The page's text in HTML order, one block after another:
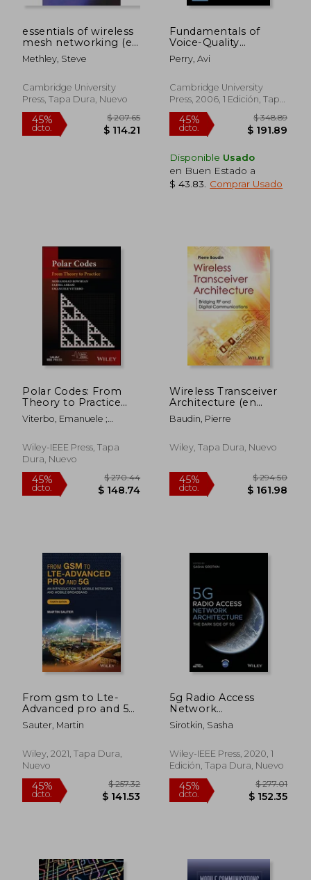
40%
dcto. $
essentials of wireless
mesh networking (en
Inglés)
Methley, Steve
Cambridge University
Press, Tapa Dura, Nuevo
Fundamentals of
Voice-Quality
Engineering in
Wireless Networks
Perry, Avi
Cambridge University
Press, 2006, 1 Edición, Tapa
Dura, Nuevo
Disponible Usado
en Buen Estado a
$ 43.83
Comprar Usado
Polar Codes: From
Theory to Practice
(en Inglés)
Viterbo, Emanuele ;
Wiley-IEEE Press, Tapa
Dura, Nuevo
Wireless Transceiver
Architecture (en
Inglés)
Baudin, Pierre
Wiley, Tapa Dura, Nuevo
From gsm to Lte-
Advanced pro and 5g:
An Introduction to
Mobile Networks and
(en Inglés)
Sauter, Martin
Wiley, 2021, Tapa Dura,
Nuevo
5g Radio Access
Network
Architecture: The
Dark Side of 5g (Wiley
Sirotkin, Sasha
Wiley-IEEE Press, 2020, 1
Edición, Tapa Dura, Nuevo